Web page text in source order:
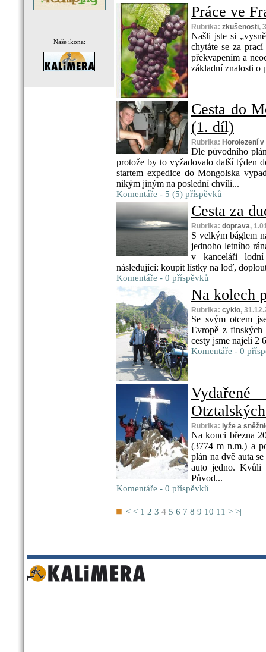
Naše ikona:
Práce ve
Rubrika: zkušenosti,
Našli jste si
chytáte se za
překvapením a
základní znalosti o
Cesta do
(1. díl)
Rubrika: Horolezení
Dle původního
protože by to vyžadovalo další týden
startem expedice do Mongolska
nikým jiným na poslední chvíli...
Komentáře - 5 (5) příspěvků
Cesta za
Rubrika: doprava,
S velkým báglem
jednoho letního
v kanceláři
následující: koupit lístky na loď,
Komentáře - 0 příspěvků
Na kolech
Rubrika: cyklo,
Se svým otcem
Evropě z
cesty jsme najeli 2
Komentáře - 0
Rubrika: lyže a
Na konci března
(3774 m n.m.) a
plán na dvě auta
auto jedno. Kvůli
Původ...
Komentáře - 0 příspěvků
|< < 1 2 3 4 5 6 7 8 9 10 11 > >|